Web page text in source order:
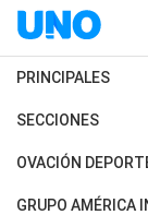
PRINCIPALES
Últimas Noticias
Política
SECCIONES
Horóscopo
Motores
OVACIÓN
Fútbol
GRUPO AMÉRICA